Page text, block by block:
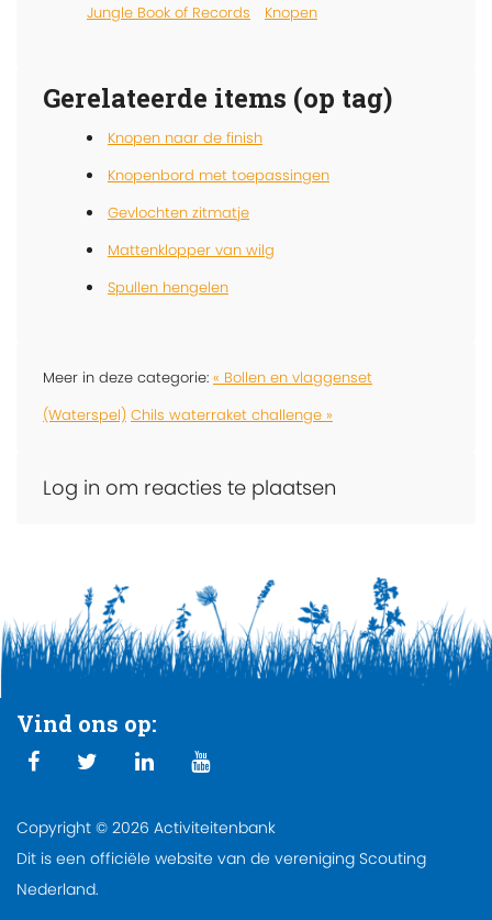
Jungle Book of Records
Knopen
Gerelateerde items (op tag)
Knopen naar de finish
Knopenbord met toepassingen
Gevlochten zitmatje
Mattenklopper van wilg
Spullen hengelen
Meer in deze categorie: « Bollen en vlaggenset
(Waterspel) Chils waterraket challenge »
Log in om reacties te plaatsen
Vind ons op:
Copyright © 2026 Activiteitenbank
Dit is een officiële website van de vereniging Scouting
Nederland.